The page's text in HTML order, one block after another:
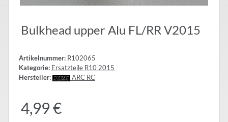
Bulkhead upper Alu FL/RR V2015
Artikelnummer: R102065
Kategorie: Ersatzteile R10 2015
Hersteller:
ARC RC
4,99 €